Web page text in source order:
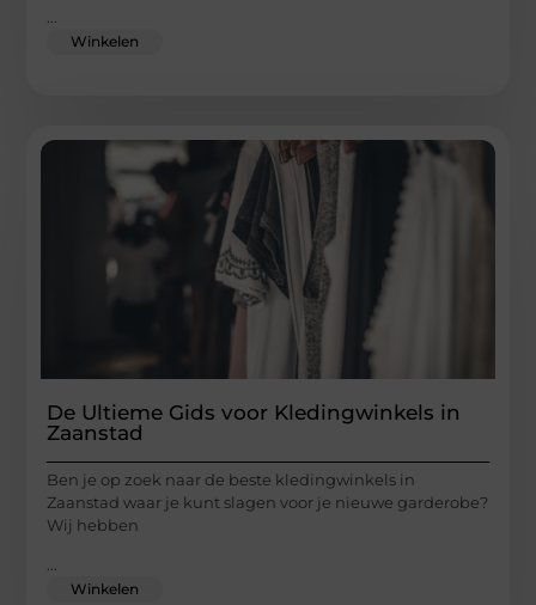
Winkelen
De Ultieme Gids voor Kledingwinkels in
Zaanstad
Ben je op zoek naar de beste kledingwinkels in
Zaanstad waar je kunt slagen voor je nieuwe garderobe?
Wij hebben
Winkelen